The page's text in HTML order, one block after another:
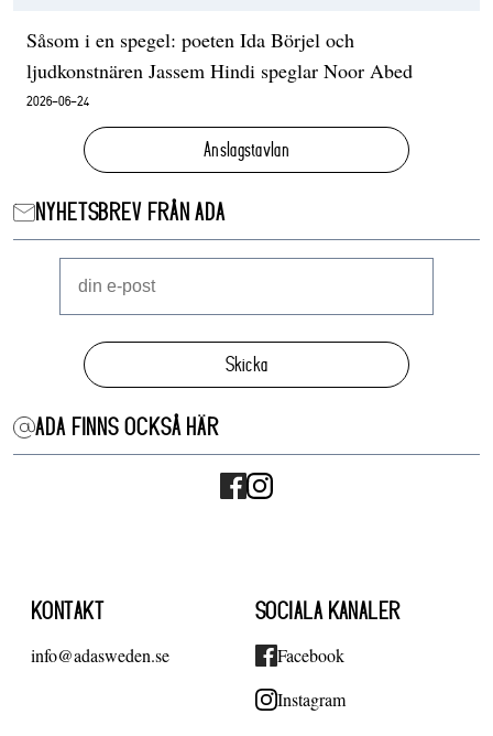
Såsom i en spegel: poeten Ida Börjel och
ljudkonstnären Jassem Hindi speglar Noor Abed
2026-06-24
Anslagstavlan
NYHETSBREV FRÅN ADA
Skicka
ADA FINNS OCKSÅ HÄR
KONTAKT
info@adasweden.se
SOCIALA KANALER
Facebook
Instagram